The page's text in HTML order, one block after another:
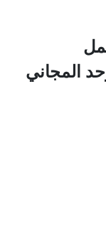
المجاني